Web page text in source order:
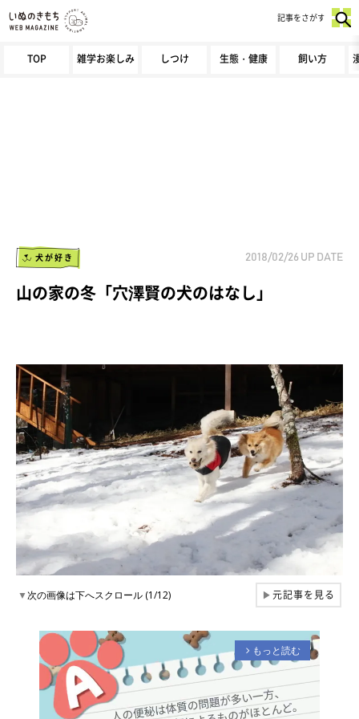
TOP 雑学お楽しみ しつけ 生態・健康 飼い方
記事をさがす
犬が好き 2018/02/26 UP DATE
山の家の冬「穴澤賢の犬のはなし」
▼次の画像は下へスクロール (1/12) ▶元記事を見る
arrow_forward_ios もっと読む